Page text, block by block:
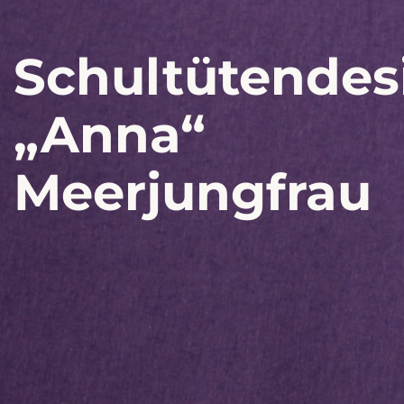
„Anna“
Meerjungfrau